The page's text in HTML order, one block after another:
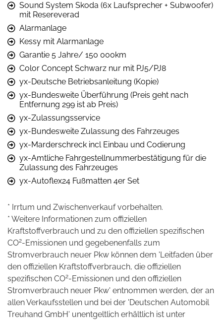
Sound System Skoda (6x Laufsprecher + Subwoofer)
mit Resereverad
Alarmanlage
Kessy mit Alarmanlage
Garantie 5 Jahre/ 150 000km
Color Concept Schwarz nur mit PJ5/PJ8
yx-Deutsche Betriebsanleitung (Kopie)
yx-Bundesweite Überführung (Preis geht nach
Entfernung 299 ist ab Preis)
yx-Zulassungsservice
yx-Bundesweite Zulassung des Fahrzeuges
yx-Marderschreck incl Einbau und Codierung
yx-Amtliche Fahrgestellnummerbestätigung für die
Zulassung des Fahrzeuges
yx-Autoflex24 Fußmatten 4er Set
* Irrtum und Zwischenverkauf vorbehalten.
* Weitere Informationen zum offiziellen
Kraftstoffverbrauch und zu den offiziellen spezifischen
CO2-Emissionen und gegebenenfalls zum
Stromverbrauch neuer Pkw können dem 'Leitfaden über
den offiziellen Kraftstoffverbrauch, die offiziellen
spezifischen CO2-Emissionen und den offiziellen
Stromverbrauch neuer Pkw' entnommen werden, der an
allen Verkaufsstellen und bei der 'Deutschen Automobil
Treuhand GmbH' unentgeltlich erhältlich ist unter